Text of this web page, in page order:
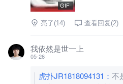
GIF
亮了(14) 查看回复(2)
我依然是世一上
05-26
虎扑JR1818094131 ： 不